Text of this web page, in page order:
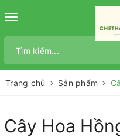
Toggle
Trang chủ Sản phẩm
Cây Hoa